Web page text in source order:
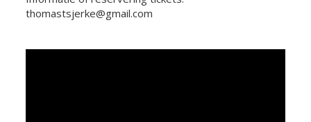
thomastsjerke@gmail.com